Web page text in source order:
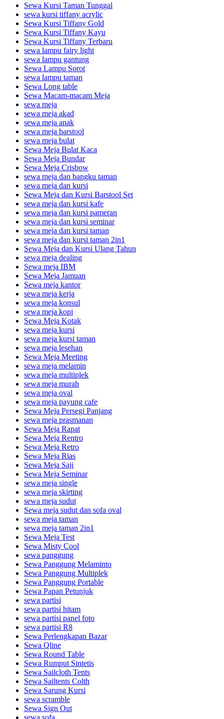
Sewa Kursi Taman Tunggal
sewa kursi tiffany acrylic
Sewa Kursi Tiffany Gold
Sewa Kursi Tiffany Kayu
Sewa Kursi Tiffany Terbaru
sewa lampu fairy light
sewa lampu gantung
Sewa Lampu Sorot
sewa lampu taman
Sewa Long table
Sewa Macam-macam Meja
sewa meja
sewa meja akad
sewa meja anak
sewa meja barstool
sewa meja bulat
Sewa Meja Bulat Kaca
Sewa Meja Bundar
Sewa Meja Crisbow
sewa meja dan bangku taman
sewa meja dan kursi
Sewa Meja dan Kursi Barstool Set
sewa meja dan kursi kafe
sewa meja dan kursi pameran
sewa meja dan kursi seminar
sewa meja dan kursi taman
sewa meja dan kursi taman 2in1
Sewa Meja dan Kursi Ulang Tahun
sewa meja dealing
Sewa meja IBM
Sewa Meja Jamuan
Sewa meja kantor
sewa meja kerja
sewa meja konsul
sewa meja kopi
Sewa Meja Kotak
sewa meja kursi
sewa meja kursi taman
sewa meja lesehan
Sewa Meja Meeting
sewa meja melamin
sewa meja multiplek
sewa meja murah
sewa meja oval
sewa meja payung cafe
Sewa Meja Persegi Panjang
sewa meja prasmanan
Sewa Meja Rapat
Sewa Meja Rentro
Sewa Meja Retro
Sewa Meja Rias
Sewa Meja Saji
Sewa Meja Seminar
sewa meja single
sewa meja skirting
sewa meja sudut
Sewa meja sudut dan sofa oval
sewa meja taman
sewa meja taman 2in1
Sewa Meja Test
Sewa Misty Cool
sewa panggung
Sewa Panggung Melaminto
Sewa Panggung Multiplek
Sewa Panggung Portable
Sewa Papan Petunjuk
sewa partisi
sewa partisi hitam
sewa partisi panel foto
sewa partisi R8
Sewa Perlengkapan Bazar
Sewa Qline
Sewa Round Table
Sewa Rumput Sintetis
Sewa Sailcloth Tents
Sewa Sailtents Colth
Sewa Sarung Kursi
sewa scramble
Sewa Sign Out